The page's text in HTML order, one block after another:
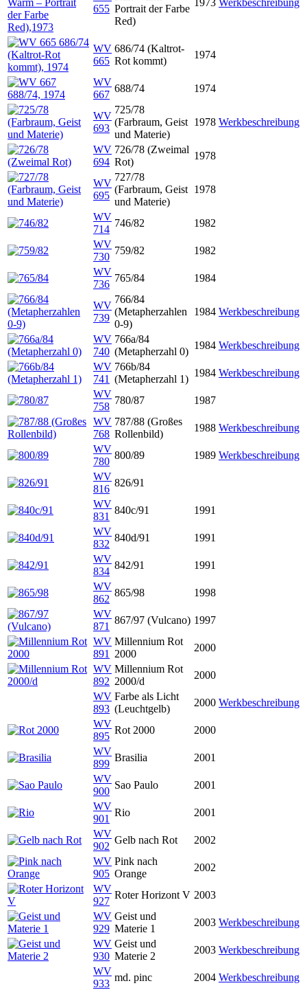
655 Portrait der Farbe
Red)
1973 Werkbeschreibung
WV
665
686/74 (Kaltrot-
Rot kommt)
1974
WV
667
688/74 1974
WV
693
725/78
(Farbraum, Geist
und Materie)
1978 Werkbeschreibung
WV
694
726/78 (Zweimal
Rot)
1978
WV
695
727/78
(Farbraum, Geist
und Materie)
1978
WV
714
746/82
1982
WV
730
759/82
1982
WV
736
765/84 1984
WV
739
766/84
(Metapherzahlen
0-9)
1984 Werkbeschreibung
WV
740
766a/84
(Metapherzahl 0)
1984 Werkbeschreibung
WV
741
766b/84
(Metapherzahl 1)
1984 Werkbeschreibung
WV
758
780/87
1987
WV
768
787/88 (Großes
Rollenbild)
1988 Werkbeschreibung
WV
780
800/89 1989 Werkbeschreibung
WV
816
826/91
WV
831
840c/91
1991
WV
832
840d/91
1991
WV
834
842/91
1991
WV
862
865/98
1998
WV
871
867/97 (Vulcano) 1997
WV
891
Millennium Rot
2000
2000
WV
892
Millennium Rot
2000/d
2000
WV
893
Farbe als Licht
(Leuchtgelb)
2000 Werkbeschreibung
WV
895
Rot 2000
2000
WV
899
Brasilia
2001
WV
900
Sao Paulo
2001
WV
901
Rio
2001
WV
902
Gelb nach Rot
2002
WV
905
Pink nach
Orange
2002
WV
927
Roter Horizont V 2003
WV
929
Geist und
Materie 1
2003 Werkbeschreibung
WV
930
Geist und
Materie 2
2003 Werkbeschreibung
WV
933
md. pinc 2004 Werkbeschreibung